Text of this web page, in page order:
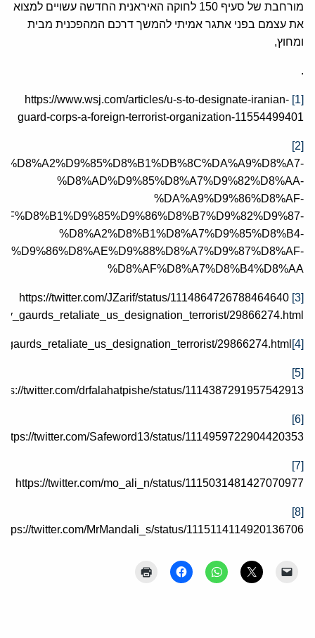
מורחבת של סעיף 150 לחוקה האיראנית החדשה עשויים למצוא
את עצמם בפני אתגר אמיתי להמשך דרכם המהפכנית מבית
ומחוץ,
.
https://www.wsj.com/articles/u-s-to-designate-iranian-
guard-corps-a-foreign-terrorist-organization-11554499401
%D8%A2%D9%85%D8%B1%DB%8C%DA%A9%D8%A7-
%D8%AD%D9%85%D8%A7%D9%82%D8%AA-
%DA%A9%D9%86%D8%AF-
%D8%A2%D8%B1%D8%A7%D9%85%D8%B4-
%D9%86%D8%AE%D9%88%D8%A7%D9%87%D8%AF-
%D8%AF%D8%A7%D8%B4%D8%AA
https://twitter.com/JZarif/status/1114864726788464640
29866274.html
29866274.html
twitter.com/drfalahatpishe/status/1114387291957542913
https://twitter.com/Safeword13/status/1114959722904420353
https://twitter.com/mo_ali_n/status/1115031481427070977
twitter.com/MrMandali_s/status/1115114114920136706